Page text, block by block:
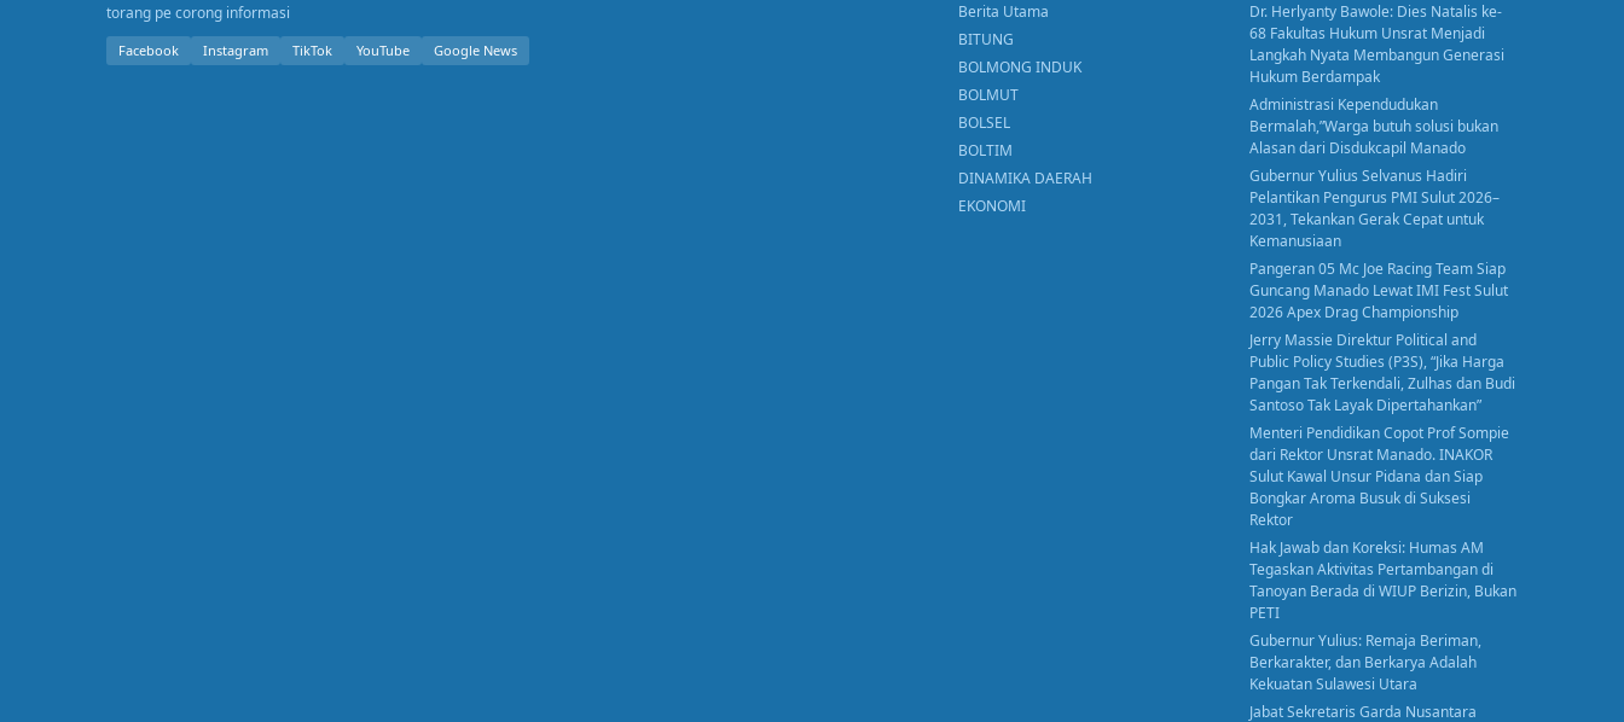
torang pe corong informasi
Facebook Instagram TikTok YouTube Google News
Berita Utama
BITUNG
BOLMONG INDUK
BOLMUT
BOLSEL
BOLTIM
DINAMIKA DAERAH
EKONOMI
Dr. Herlyanty Bawole: Dies Natalis ke-
68 Fakultas Hukum Unsrat Menjadi
Langkah Nyata Membangun Generasi
Hukum Berdampak
Administrasi Kependudukan
Bermalah,”Warga butuh solusi bukan
Alasan dari Disdukcapil Manado
Gubernur Yulius Selvanus Hadiri
Pelantikan Pengurus PMI Sulut 2026–
2031, Tekankan Gerak Cepat untuk
Kemanusiaan
Pangeran 05 Mc Joe Racing Team Siap
Guncang Manado Lewat IMI Fest Sulut
2026 Apex Drag Championship
Jerry Massie Direktur Political and
Public Policy Studies (P3S), “Jika Harga
Pangan Tak Terkendali, Zulhas dan Budi
Santoso Tak Layak Dipertahankan”
Menteri Pendidikan Copot Prof Sompie
dari Rektor Unsrat Manado. INAKOR
Sulut Kawal Unsur Pidana dan Siap
Bongkar Aroma Busuk di Suksesi
Rektor
Hak Jawab dan Koreksi: Humas AM
Tegaskan Aktivitas Pertambangan di
Tanoyan Berada di WIUP Berizin, Bukan
PETI
Gubernur Yulius: Remaja Beriman,
Berkarakter, dan Berkarya Adalah
Kekuatan Sulawesi Utara
Jabat Sekretaris Garda Nusantara